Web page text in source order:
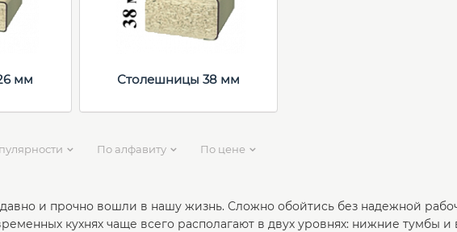
мм Столешницы 38 мм
По алфавиту По цене
и прочно вошли в нашу жизнь. Сложно обойтись без надежной
кухнях чаще всего располагают в двух уровнях: нижние